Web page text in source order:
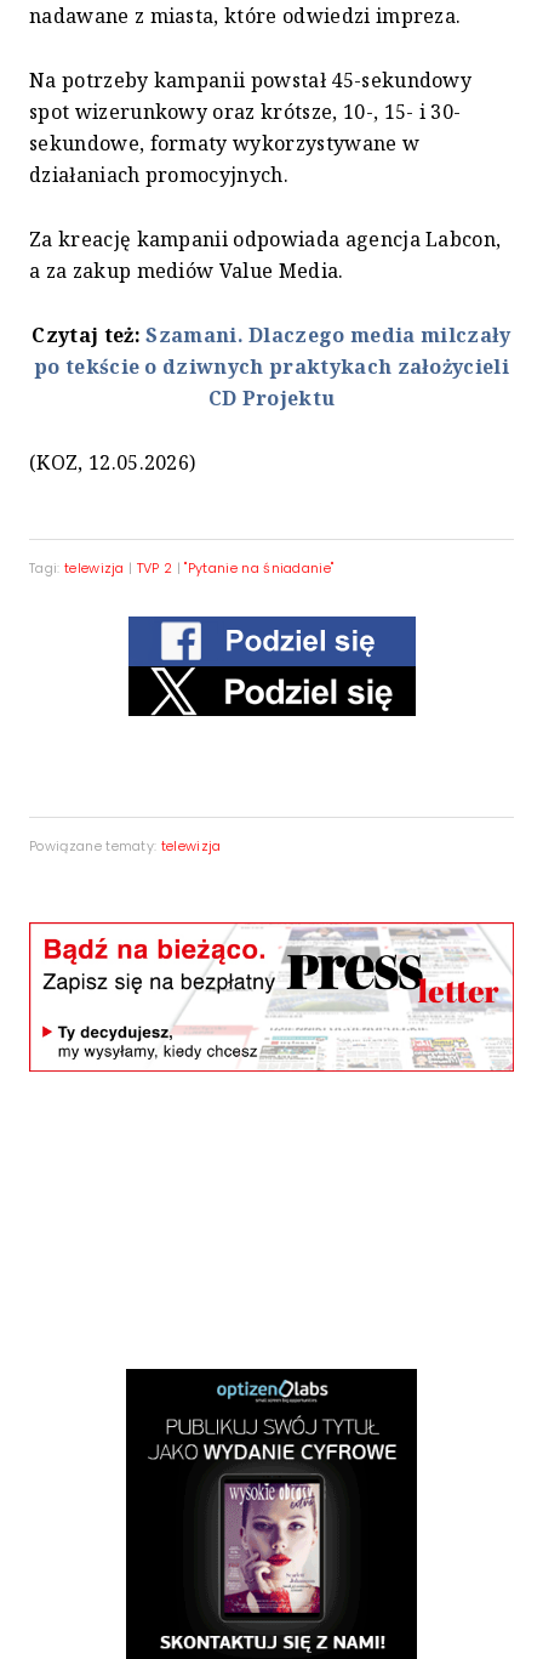
nadawane z miasta, które odwiedzi impreza.
Na potrzeby kampanii powstał 45-sekundowy
spot wizerunkowy oraz krótsze, 10-, 15- i 30-
sekundowe, formaty wykorzystywane w
działaniach promocyjnych.
Za kreację kampanii odpowiada agencja Labcon,
a za zakup mediów Value Media.
Czytaj też:Szamani. Dlaczego media milczały
po tekście o dziwnych praktykach założycieli
CD Projektu
(KOZ, 12.05.2026)
Tagi: telewizja | TVP 2 |"Pytanie na śniadanie"
Powiązane tematy: telewizja